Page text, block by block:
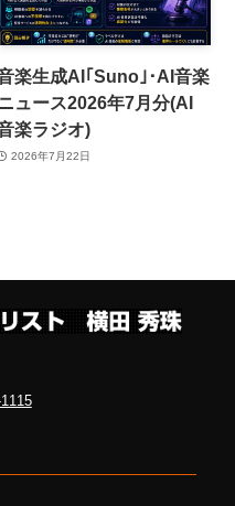
楽生成AI｢Suno｣･AI音楽
ュース2026年7月分(AI
楽ラジオ)
2026年7月22日